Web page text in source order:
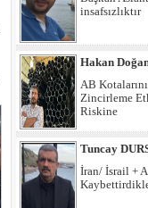
Zincirleme
Tuncay
İran/ İsrail +
Secaattin
Mahalle